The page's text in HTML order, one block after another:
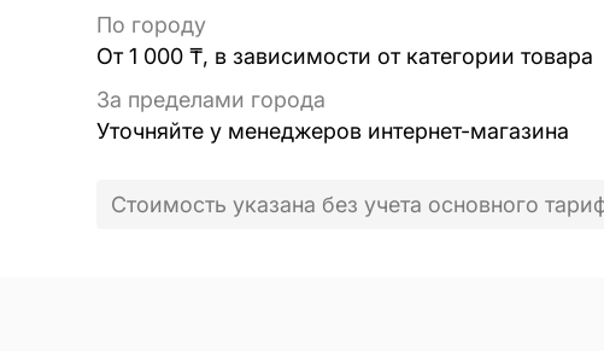
По городу
От 1 000 ₸, в зависимости от категории товара
За пределами города
Уточняйте у менеджеров интернет-магазина
Стоимость указана без учета основного